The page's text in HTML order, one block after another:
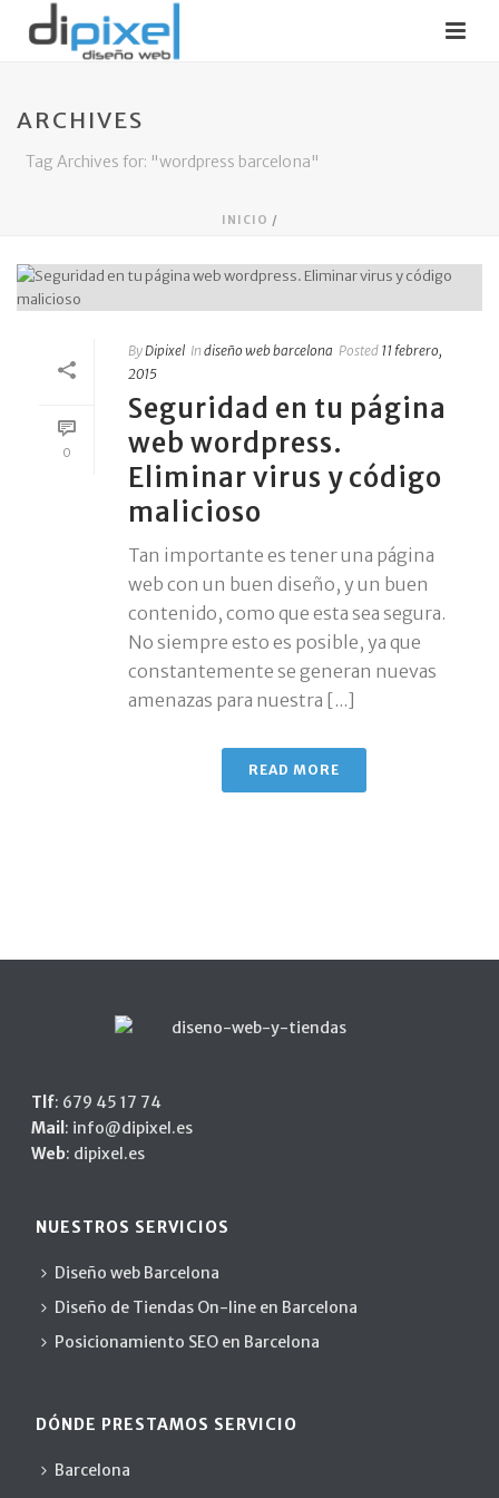
ARCHIVES
Tag Archives for: "wordpress barcelona"
INICIO /
0
ByDipixel In diseño web barcelona Posted 11 febrero,
2015
Seguridad en tu página
web wordpress.
Eliminar virus y código
malicioso
Tan importante es tener una página
web con un buen diseño, y un buen
contenido, como que esta sea segura.
No siempre esto es posible, ya que
constantemente se generan nuevas
amenazas para nuestra [...]
READ MORE
Tlf: 679 45 17 74
Mail : info@dipixel.es
Web: dipixel.es
NUESTROS SERVICIOS
Diseño web Barcelona
Diseño de Tiendas On-line en Barcelona
Posicionamiento SEO en Barcelona
DÓNDE PRESTAMOS SERVICIO
Barcelona